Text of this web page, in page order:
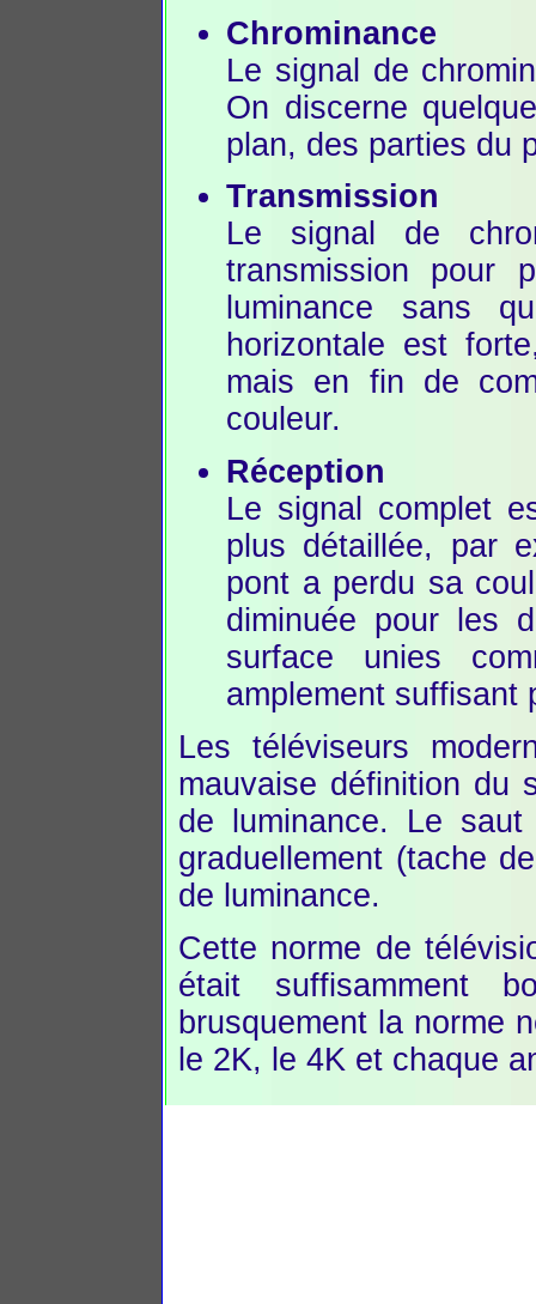
Chrominance
Le signal de
On discerne
plan, des parties du
Transmission
Le signal de
transmission pour
luminance sans
horizontale est
mais en fin de
couleur.
Réception
Le signal complet
plus détaillée, par
pont a perdu sa
diminuée pour les
surface unies
amplement suffisant
Les téléviseurs
mauvaise définition du
de luminance. Le
graduellement (tache
de luminance.
Cette norme de
était suffisamment
brusquement la norme
le 2K, le 4K et chaque